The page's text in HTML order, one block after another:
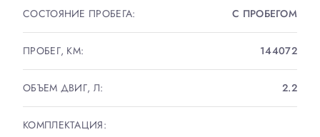
СИСТЕМА КУРСОВОЙ СТАБИЛИЗАЦИИ
ДЛЯ ЮРЛИЦ ПРОДАЖА С ПОЛНЫМ НДС!
ВОЗМОЖНО ОФОРМЛЕНИЕ В ЛИЗИНГ!
√ Возможно оформление в кредит
СОСТОЯНИЕ ПРОБЕГА: С ПРОБЕГОМ
ПРОБЕГ, КМ: 144072
ОБЪЕМ ДВИГ, Л: 2.2
КОМПЛЕКТАЦИЯ: